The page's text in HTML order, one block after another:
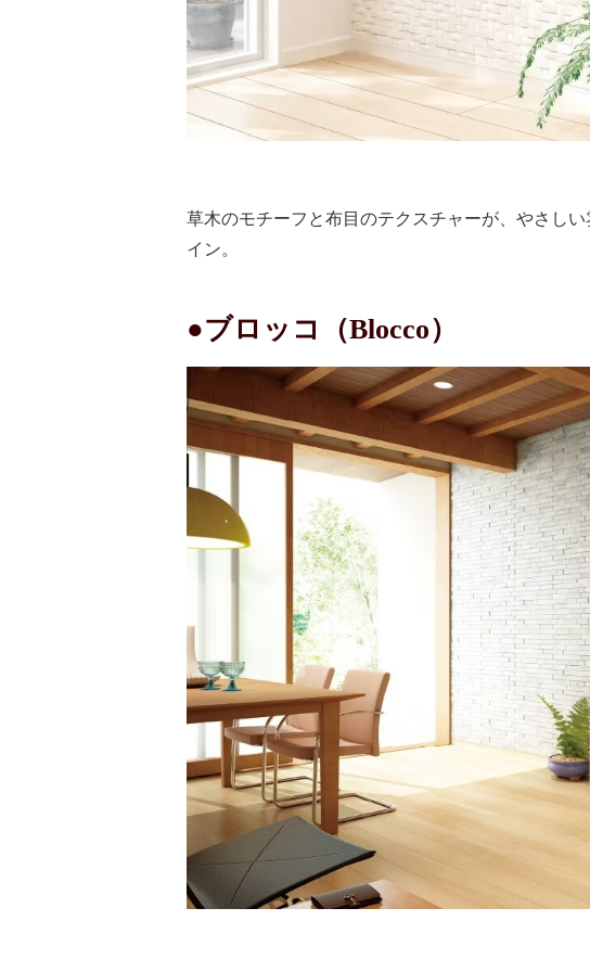
草木のモチーフと布目のテクスチャーが、やさし
イン。
●ブロッコ （Blocco）